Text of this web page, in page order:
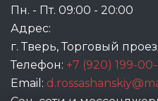
Пн. - Пт. 09:00 - 20:00
Адрес:
г. Тверь, Торговый
Телефон: +7 (920) 199-00-
Email: